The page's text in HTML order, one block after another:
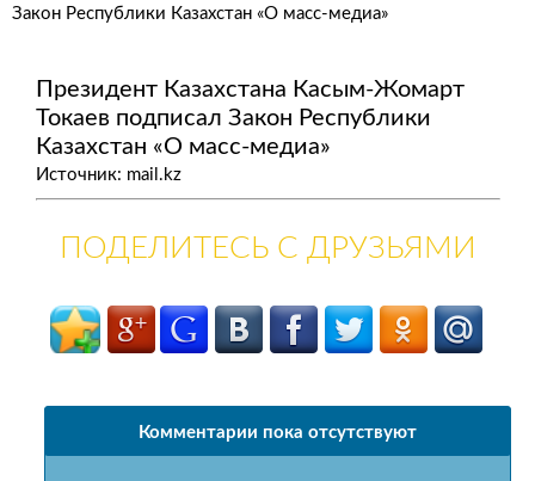
Закон Республики Казахстан «О масс-медиа»
Президент Казахстана Касым-Жомарт
Токаев подписал Закон Республики
Казахстан «О масс-медиа»
Источник: mail.kz
ПОДЕЛИТЕСЬ С ДРУЗЬЯМИ
Комментарии пока отсутствуют